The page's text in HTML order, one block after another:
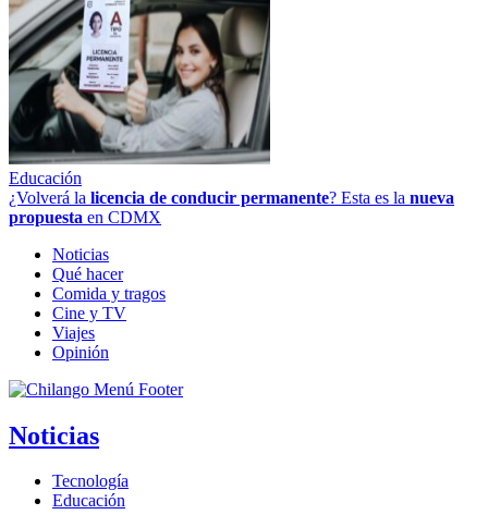
Educación
¿Volverá la licencia de conducir permanente? Esta es la nueva
propuesta en CDMX
Noticias
Qué hacer
Comida y tragos
Cine y TV
Viajes
Opinión
Noticias
Tecnología
Educación